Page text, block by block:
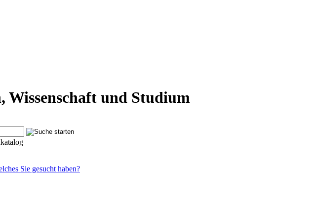
Wissenschaft und Studium